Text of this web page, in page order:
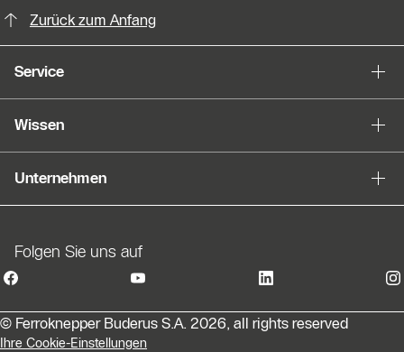
Slider Bildergalerie
Zurück zum Anfang
Service
Wissen
Unternehmen
Folgen Sie uns auf
© Ferroknepper Buderus S.A. 2026, all rights reserved
Ihre Cookie-Einstellungen